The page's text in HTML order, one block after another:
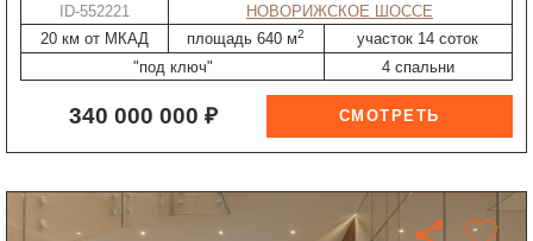
ID-552221
НОВОРИЖСКОЕ ШОССЕ
20 км от МКАД
площадь 640 м2
участок 14 соток
"под ключ"
4 спальни
340 000 000 ₽